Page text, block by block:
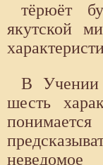
тёрюёт
якутской
В Учении
шесть